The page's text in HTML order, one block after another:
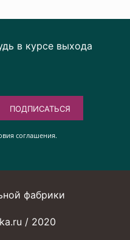
в курсе выхода
ПОДПИСАТЬСЯ
соглашения.
фабрики
/ 2020